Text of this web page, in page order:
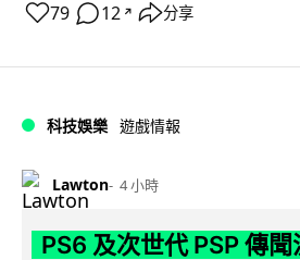
79 12 ↗ 分享
科技娛樂 遊戲情報
Lawton 4 小時
PS6 及次世代 PSP 傳